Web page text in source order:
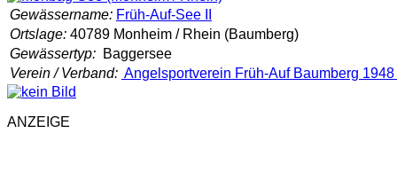
Gewässername: Früh-Auf-See II
Ortslage: 40789 Monheim / Rhein (Baumberg)
Gewässertyp: Baggersee
Verein / Verband: Angelsportverein Früh-Auf Baumberg 1948
ANZEIGE